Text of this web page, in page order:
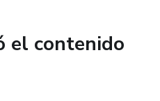
el contenido